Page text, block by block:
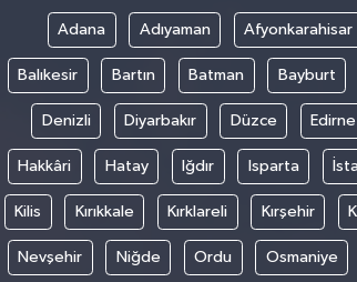
Adana Adıyaman Afyonkarahisar
Balıkesir Bartın Batman Bayburt
Denizli Diyarbakır Düzce Edirne
Hakkâri Hatay Iğdır Isparta
Kilis Kırıkkale Kırklareli Kırşehir
Nevşehir Niğde Ordu Osmaniye